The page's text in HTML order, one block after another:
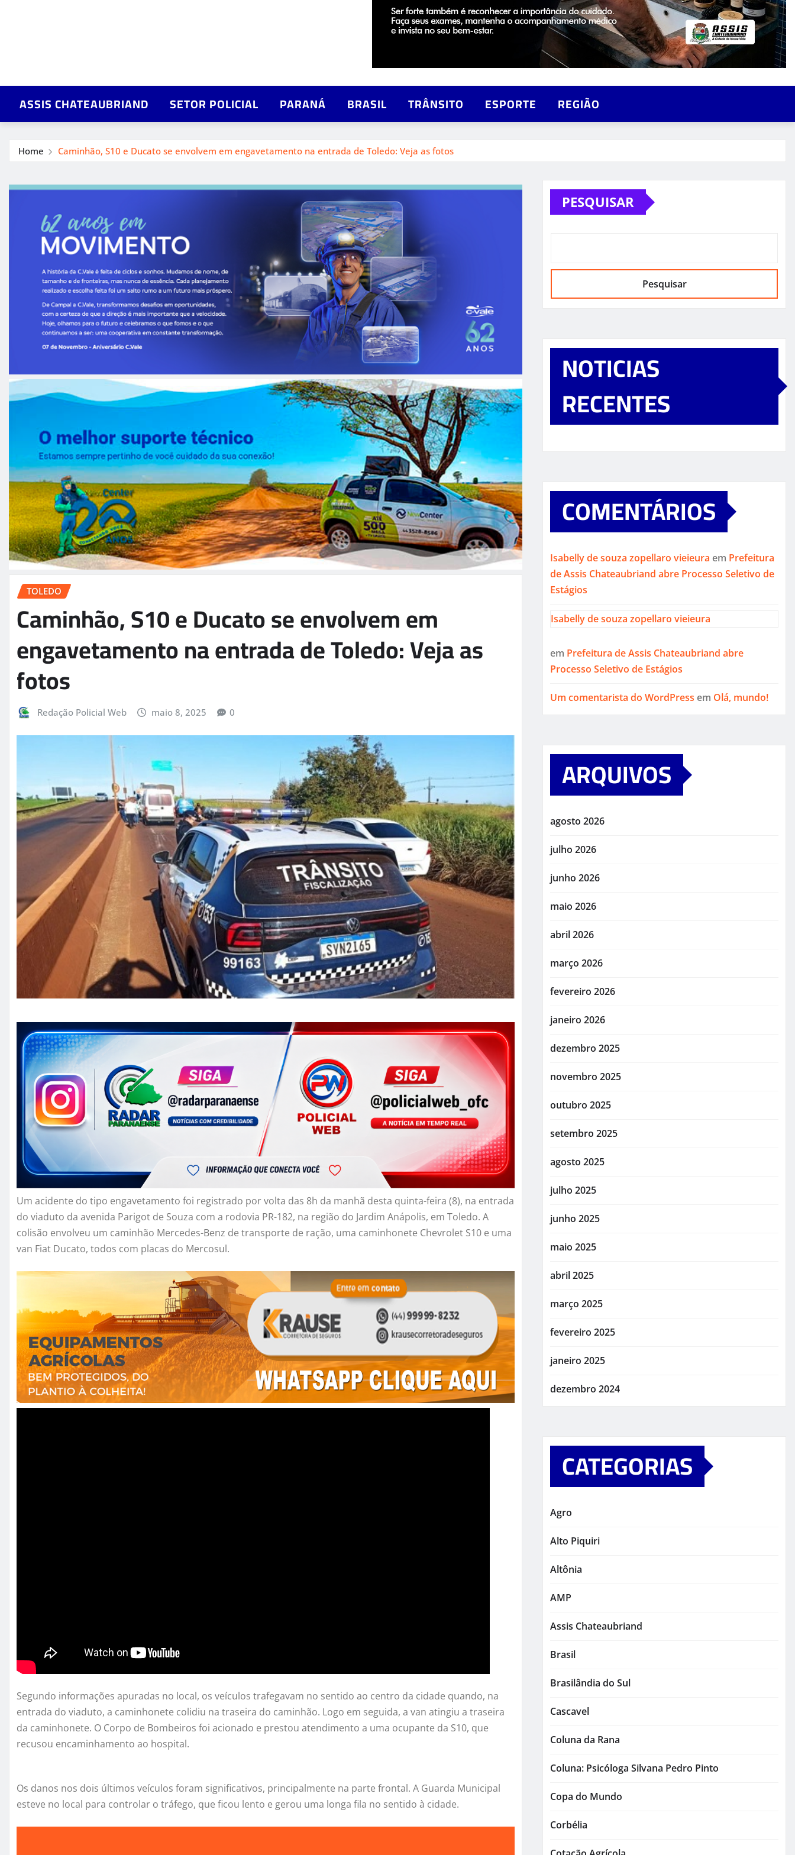
ASSIS CHATEAUBRIAND SETOR POLICIAL PARANÁ BRASIL TRÂNSITO ESPORTE REGIÃO
Home Caminhão, S10 e Ducato se envolvem em engavetamento na entrada de Toledo: Veja as fotos
TOLEDO
Caminhão, S10 e Ducato se envolvem em
engavetamento na entrada de Toledo: Veja as
fotos
Redação Policial Web maio 8, 2025 0
Um acidente do tipo engavetamento foi registrado por volta das 8h da manhã desta quinta-feira (8), na entrada
do viaduto da avenida Parigot de Souza com a rodovia PR-182, na região do Jardim Anápolis, em Toledo. A
colisão envolveu um caminhão Mercedes-Benz de transporte de ração, uma caminhonete Chevrolet S10 e uma
van Fiat Ducato, todos com placas do Mercosul.
Segundo informações apuradas no local, os veículos trafegavam no sentido ao centro da cidade quando, na
entrada do viaduto, a caminhonete colidiu na traseira do caminhão. Logo em seguida, a van atingiu a traseira
da caminhonete. O Corpo de Bombeiros foi acionado e prestou atendimento a uma ocupante da S10, que
recusou encaminhamento ao hospital.
Os danos nos dois últimos veículos foram significativos, principalmente na parte frontal. A Guarda Municipal
esteve no local para controlar o tráfego, que ficou lento e gerou uma longa fila no sentido à cidade.
PESQUISAR
Pesquisar
NOTICIAS
RECENTES
COMENTÁRIOS
Isabelly de souza zopellaro vieieura em Prefeitura
de Assis Chateaubriand abre Processo Seletivo de
Estágios
Isabelly de souza zopellaro vieieura
em Prefeitura de Assis Chateaubriand abre
Processo Seletivo de Estágios
Um comentarista do WordPress em Olá, mundo!
ARQUIVOS
agosto 2026
julho 2026
junho 2026
maio 2026
abril 2026
março 2026
fevereiro 2026
janeiro 2026
dezembro 2025
novembro 2025
outubro 2025
setembro 2025
agosto 2025
julho 2025
junho 2025
maio 2025
abril 2025
março 2025
fevereiro 2025
janeiro 2025
dezembro 2024
CATEGORIAS
Agro
Alto Piquiri
Altônia
AMP
Assis Chateaubriand
Brasil
Brasilândia do Sul
Cascavel
Coluna da Rana
Coluna: Psicóloga Silvana Pedro Pinto
Copa do Mundo
Corbélia